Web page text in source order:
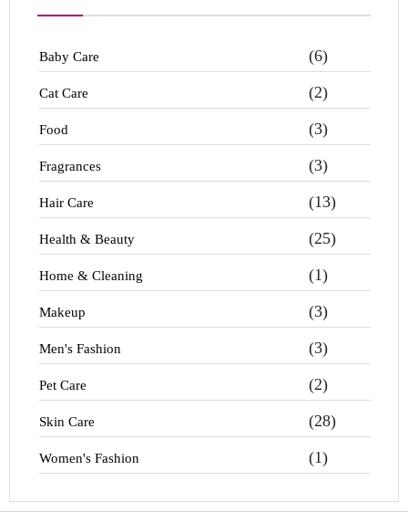
Baby Care (6)
Cat Care (2)
Food (3)
Fragrances (3)
Hair Care (13)
Health & Beauty (25)
Home & Cleaning (1)
Makeup (3)
Men's Fashion (3)
Pet Care (2)
Skin Care (28)
Women's Fashion (1)